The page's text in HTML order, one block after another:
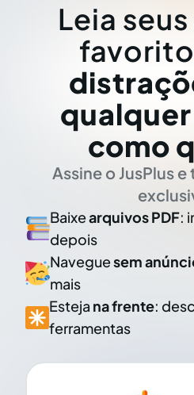
Leia
como
Assine o JusPlus
Baixearquivos PDF:
depois
Naveguesem
mais
Esteja na frente:
ferramentas